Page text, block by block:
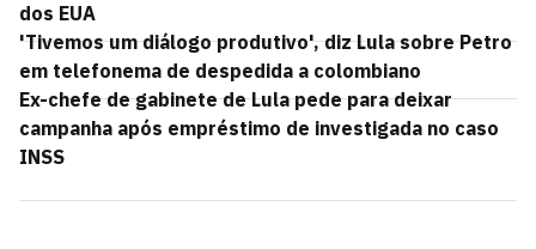
dos EUA
'Tivemos um diálogo produtivo', diz Lula sobre Petro
em telefonema de despedida a colombiano
Ex-chefe de gabinete de Lula pede para deixar
campanha após empréstimo de investigada no caso
INSS